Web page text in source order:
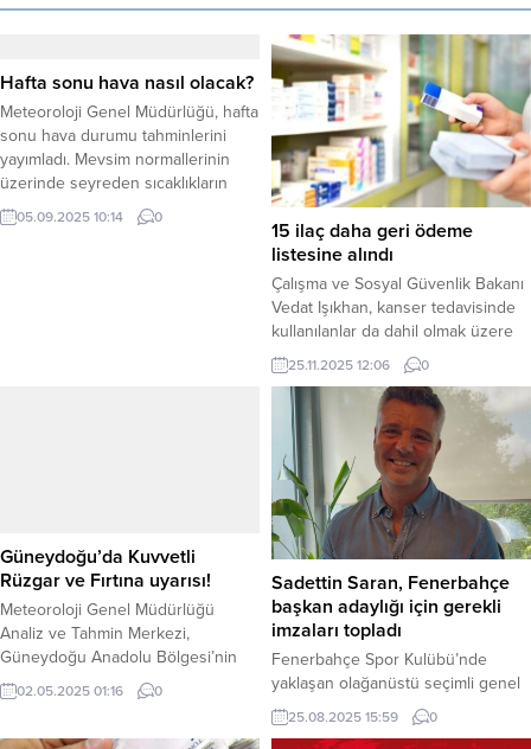
Hafta sonu hava nasıl olacak?
Meteoroloji Genel Müdürlüğü, hafta
sonu hava durumu tahminlerini
yayımladı. Mevsim normallerinin
üzerinde seyreden sıcaklıkların
yarından (Cumartesi) itibaren
düşerek yurt genelinde mevsim
05.09.2025 10:14 0
15 ilaç daha geri ödeme
listesine alındı
Çalışma ve Sosyal Güvenlik Bakanı
Vedat Işıkhan, kanser tedavisinde
kullanılanlar da dahil olmak üzere
15 yeni ilacın SGK geri ödeme
kapsamına alındığını açıkladı.
Yapılan düzenlemeyle birçok
hastalık için rapor ve reçeteleme
kuralları da güncellendi. Haber
Merkezi – Çalışma ve Sosyal
Güvenlik Bakanı Vedat Işıkhan,
sosyal medya hesabından yaptığı
açıklamayla Sosyal...
25.11.2025 12:06 0
Güneydoğu’da Kuvvetli
Rüzgar ve Fırtına uyarısı!
Meteoroloji Genel Müdürlüğü
Analiz ve Tahmin Merkezi,
Güneydoğu Anadolu Bölgesi’nin
bazı illeri için kuvvetli rüzgar ve yer
yer fırtına uyarısında bulundu. Yarın
02.05.2025 01:16 0
Sadettin Saran, Fenerbahçe
başkan adaylığı için gerekli
imzaları topladı
Fenerbahçe Spor Kulübü’nde
yaklaşan olağanüstü seçimli genel
kurul öncesinde “Söz Fenerbahçe”
diyerek yola çıkan Sadettin Saran
25.08.2025 15:59 0